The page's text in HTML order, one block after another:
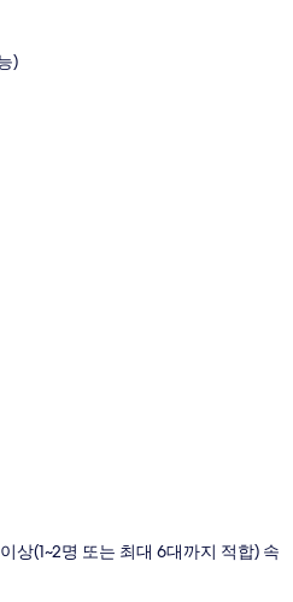
)
상(1~2명 또는 최대 6대까지 적합) 속